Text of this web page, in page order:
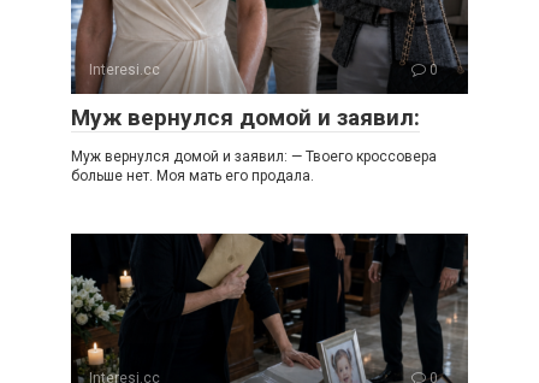
Interesi.cc 0
Муж вернулся домой и заявил:
Муж вернулся домой и заявил: — Твоего кроссовера
больше нет. Моя мать его продала.
Interesi.cc 0